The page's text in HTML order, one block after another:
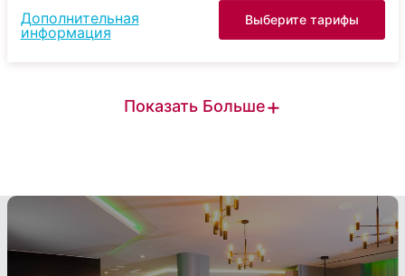
Дополнительная
информация
Выберите тарифы
Показать Больше+